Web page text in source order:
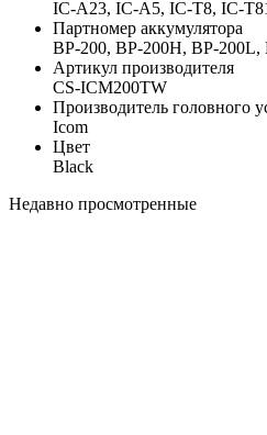
IC-A23, IC-A5, IC-T8, IC-
Партномер аккумулятора
BP-200, BP-200H, BP-
Артикул производителя
CS-ICM200TW
Производитель головного
Icom
Цвет
Black
Недавно просмотренные